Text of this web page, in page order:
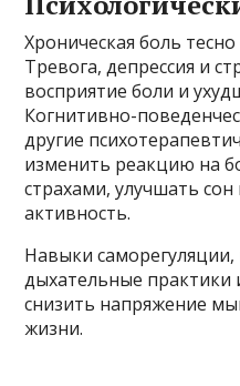
Хроническая боль тесно
Тревога, депрессия и
восприятие боли и
Когнитивно-
другие
изменить реакцию на
страхами, улучшать
активность.
Навыки
дыхательные практики
снизить напряжение
жизни.